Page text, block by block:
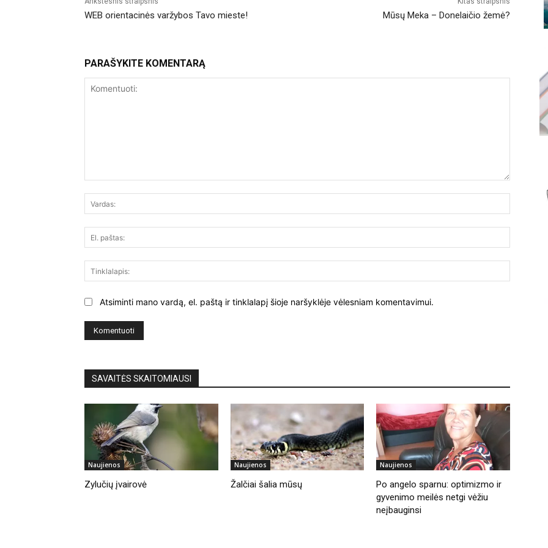
WEB orientacinės varžybos Tavo mieste! Mūsų Meka – Donelaičio žemė?
PARAŠYKITE KOMENTARĄ
paštas:
Atsiminti mano vardą, el. paštą ir tinklalapį šioje naršyklėje vėlesniam komentavimui.
SAVAITĖS SKAITOMIAUSI
Naujienos
Zylučių įvairovė
Naujienos
Žalčiai šalia mūsų
Naujienos
Po angelo sparnu: optimizmo ir
gyvenimo meilės netgi vėžiu
neįbauginsi